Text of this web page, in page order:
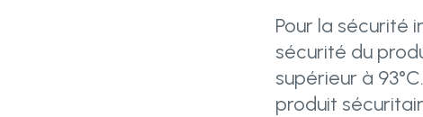
Pour la sécurité
sécurité du
supérieur à
produit